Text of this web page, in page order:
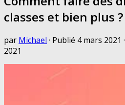
classes et bien plus ?
par Michael · Publié 4 mars 2021
2021